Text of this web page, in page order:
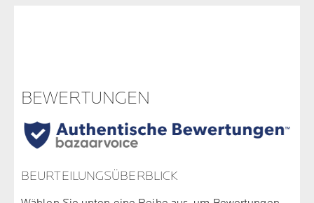
BEWERTUNGEN
BEURTEILUNGSÜBERBLICK